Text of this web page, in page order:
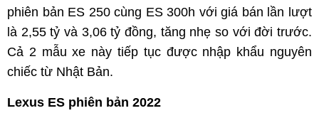
phiên bản ES 250 cùng ES 300h với giá bán lần lượt
là 2,55 tỷ và 3,06 tỷ đồng, tăng nhẹ so với đời trước.
Cả 2 mẫu xe này tiếp tục được nhập khẩu nguyên
chiếc từ Nhật Bản.
Lexus ES phiên bản 2022